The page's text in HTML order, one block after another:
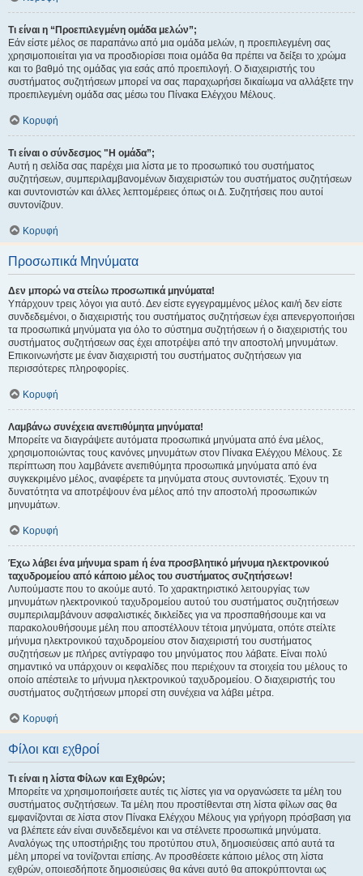
Τι είναι η “Προεπιλεγμένη ομάδα μελών”;
Εάν είστε μέλος σε παραπάνω από μια ομάδα μελών, η προεπιλεγμένη σας
χρησιμοποιείται για να προσδιορίσει ποια ομάδα θα πρέπει να δείξει το χρώμα
και το βαθμό της ομάδας για εσάς από προεπιλογή. Ο διαχειριστής του
συστήματος συζητήσεων μπορεί να σας παραχωρήσει δικαίωμα να αλλάξετε την
προεπιλεγμένη ομάδα σας μέσω του Πίνακα Ελέγχου Μέλους.
Κορυφή
Τι είναι ο σύνδεσμος "Η ομάδα”;
Αυτή η σελίδα σας παρέχει μια λίστα με το προσωπικό του συστήματος
συζητήσεων, συμπεριλαμβανομένων διαχειριστών του συστήματος συζητήσεων
και συντονιστών και άλλες λεπτομέρειες όπως οι Δ. Συζητήσεις που αυτοί
συντονίζουν.
Κορυφή
Προσωπικά Μηνύματα
Δεν μπορώ να στείλω προσωπικά μηνύματα!
Υπάρχουν τρεις λόγοι για αυτό. Δεν είστε εγγεγραμμένος μέλος και/ή δεν είστε
συνδεδεμένοι, ο διαχειριστής του συστήματος συζητήσεων έχει απενεργοποιήσει
τα προσωπικά μηνύματα για όλο το σύστημα συζητήσεων ή ο διαχειριστής του
συστήματος συζητήσεων σας έχει αποτρέψει από την αποστολή μηνυμάτων.
Επικοινωνήστε με έναν διαχειριστή του συστήματος συζητήσεων για
περισσότερες πληροφορίες.
Κορυφή
Λαμβάνω συνέχεια ανεπιθύμητα μηνύματα!
Μπορείτε να διαγράψετε αυτόματα προσωπικά μηνύματα από ένα μέλος,
χρησιμοποιώντας τους κανόνες μηνυμάτων στον Πίνακα Ελέγχου Μέλους. Σε
περίπτωση που λαμβάνετε ανεπιθύμητα προσωπικά μηνύματα από ένα
συγκεκριμένο μέλος, αναφέρετε τα μηνύματα στους συντονιστές. Έχουν τη
δυνατότητα να αποτρέψουν ένα μέλος από την αποστολή προσωπικών
μηνυμάτων.
Κορυφή
Έχω λάβει ένα μήνυμα spam ή ένα προσβλητικό μήνυμα ηλεκτρονικού
ταχυδρομείου από κάποιο μέλος του συστήματος συζητήσεων!
Λυπούμαστε που το ακούμε αυτό. Το χαρακτηριστικό λειτουργίας των
μηνυμάτων ηλεκτρονικού ταχυδρομείου αυτού του συστήματος συζητήσεων
συμπεριλαμβάνουν ασφαλιστικές δικλείδες για να προσπαθήσουμε και να
παρακολουθήσουμε μέλη που αποστέλλουν τέτοια μηνύματα, οπότε στείλτε
μήνυμα ηλεκτρονικού ταχυδρομείου στον διαχειριστή του συστήματος
συζητήσεων με πλήρες αντίγραφο του μηνύματος που λάβατε. Είναι πολύ
σημαντικό να υπάρχουν οι κεφαλίδες που περιέχουν τα στοιχεία του μέλους το
οποίο απέστειλε το μήνυμα ηλεκτρονικού ταχυδρομείου. Ο διαχειριστής του
συστήματος συζητήσεων μπορεί στη συνέχεια να λάβει μέτρα.
Κορυφή
Φίλοι και εχθροί
Τι είναι η λίστα Φίλων και Εχθρών;
Μπορείτε να χρησιμοποιήσετε αυτές τις λίστες για να οργανώσετε τα μέλη του
συστήματος συζητήσεων. Τα μέλη που προστίθενται στη λίστα φίλων σας θα
εμφανίζονται σε λίστα στον Πίνακα Ελέγχου Μέλους για γρήγορη πρόσβαση για
να βλέπετε εάν είναι συνδεδεμένοι και να στέλνετε προσωπικά μηνύματα.
Αναλόγως της υποστήριξης του προτύπου στυλ, δημοσιεύσεις από αυτά τα
μέλη μπορεί να τονίζονται επίσης. Αν προσθέσετε κάποιο μέλος στη λίστα
εχθρών, οποιεσδήποτε δημοσιεύσεις θα κάνει αυτό θα αποκρύπτονται ως